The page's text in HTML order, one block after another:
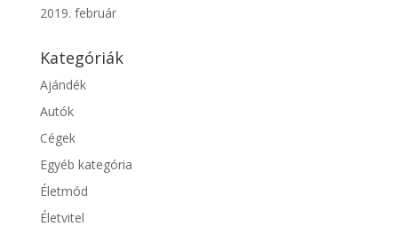
2019. február
Kategóriák
Ajándék
Autók
Cégek
Egyéb kategória
Életmód
Életvitel